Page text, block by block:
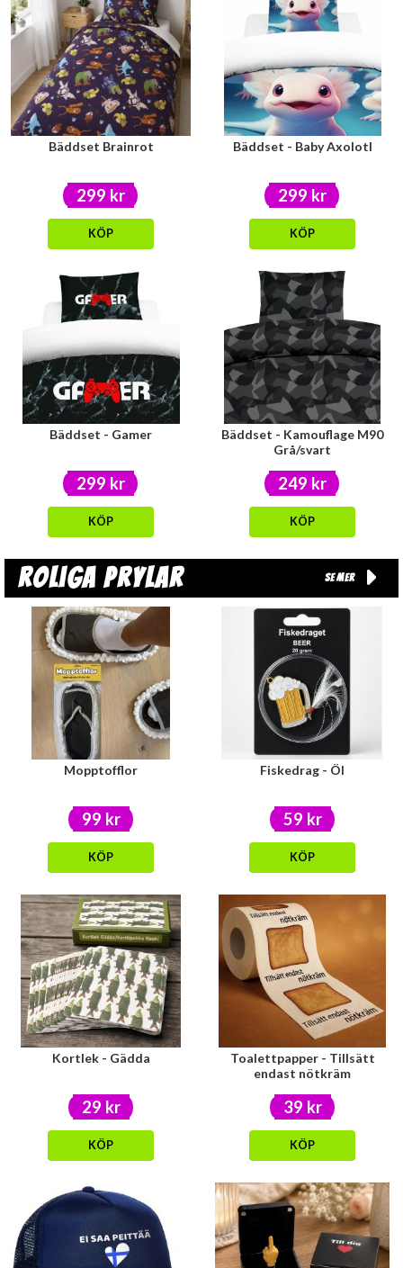
Bäddset Brainrot
299 kr
KÖP
Bäddset - Baby Axolotl
299 kr
KÖP
Bäddset - Gamer
299 kr
KÖP
Bäddset - Kamouflage M90
Grå/svart
249 kr
KÖP
Roliga prylar Se mer
Mopptofflor
99 kr
KÖP
Fiskedrag - Öl
59 kr
KÖP
Kortlek - Gädda
29 kr
KÖP
Toalettpapper - Tillsätt
endast nötkräm
39 kr
KÖP